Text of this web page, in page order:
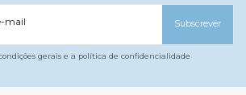
mail Subscrever
gerais e a política de confidencialidade